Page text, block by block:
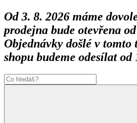
Od 3. 8. 2026 máme
prodejna bude otevřena
Objednávky došlé v tomto
shopu budeme odesílat od